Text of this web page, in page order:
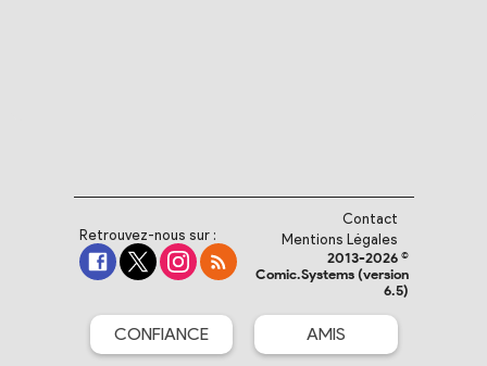
Retrouvez-nous sur :
Contact
Mentions Légales
2013-2026 ©
Comic.Systems (version
6.5)
CONFIANCE AMIS